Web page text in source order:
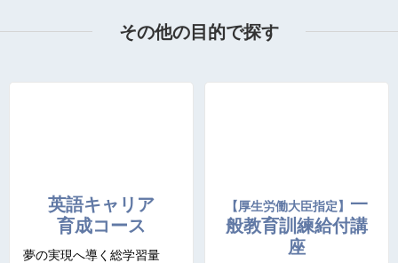
その他の目的で探す
英語キャリア
育成コース
夢の実現へ導く総学習量
【厚生労働大臣指定】 一
般教育訓練給付講
座